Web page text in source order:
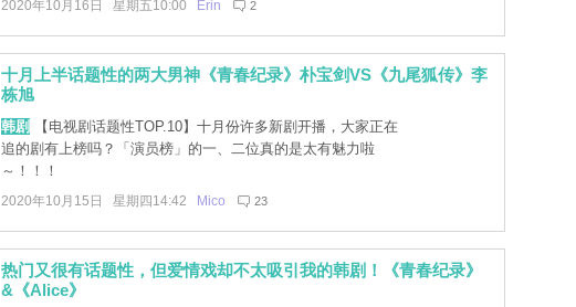
2020年10月16日 星期五10:00 Erin 2
十月上半话题性的两大男神《青春纪录》朴宝剑VS《九尾狐传》李
栋旭
韩剧 【电视剧话题性TOP.10】十月份许多新剧开播，大家正在
追的剧有上榜吗？「演员榜」的一、二位真的是太有魅力啦
～！！！
2020年10月15日 星期四14:42 Mico 23
热门又很有话题性，但爱情戏却不太吸引我的韩剧！《青春纪录》
&《Alice》